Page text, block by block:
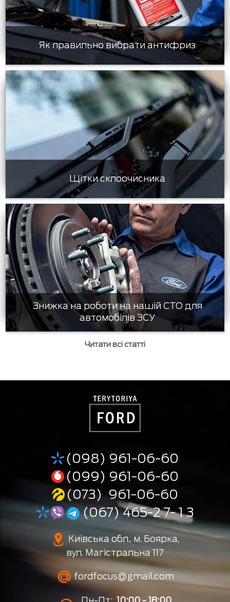
Як правильно вибрати антифриз
Щітки склоочисника
Знижка на роботи на нашій СТО для
автомобілів ЗСУ
Читати всі статті
(098) 961-06-60
(099) 961-06-60
(073) 961-06-60
(067) 465-2 7- 1 3
Київська обл., м. Боярка,
вул. Магістральна 117
fordfocus@gmail.com